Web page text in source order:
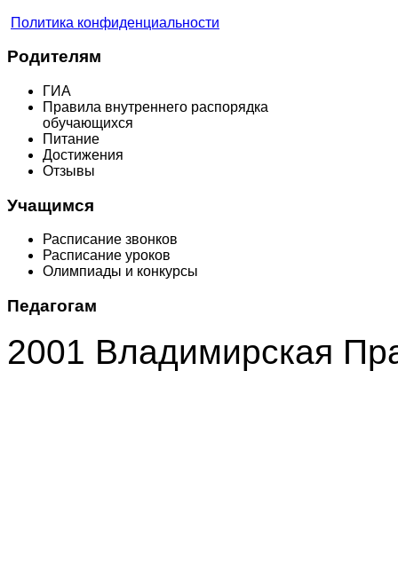
Политика конфиденциальности
Родителям
ГИА
Правила внутреннего распорядка
обучающихся
Питание
Достижения
Отзывы
Учащимся
Расписание звонков
Расписание уроков
Олимпиады и конкурсы
Педагогам
2001 Владимирская